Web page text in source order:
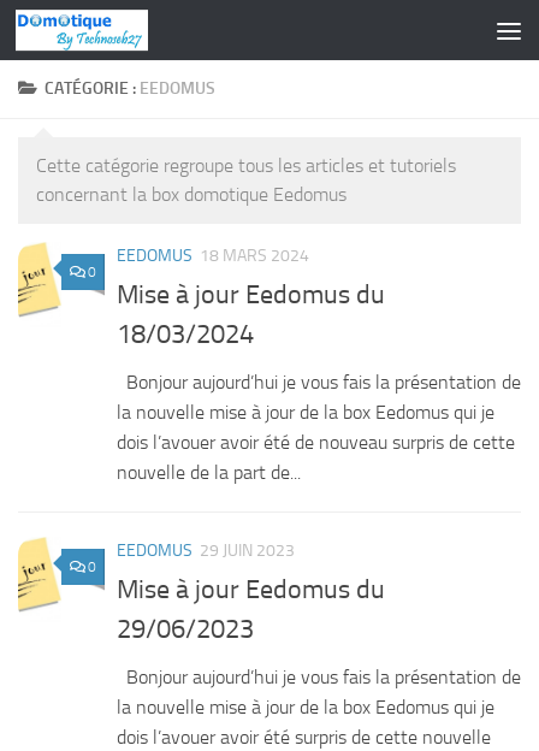
Skip to content
CATÉGORIE : EEDOMUS
Cette catégorie regroupe tous les articles et tutoriels
concernant la box domotique Eedomus
0
EEDOMUS 18 MARS 2024
Mise à jour Eedomus du
18/03/2024
Bonjour aujourd’hui je vous fais la présentation de
la nouvelle mise à jour de la box Eedomus qui je
dois l’avouer avoir été de nouveau surpris de cette
nouvelle de la part de...
0
EEDOMUS 29 JUIN 2023
Mise à jour Eedomus du
29/06/2023
Bonjour aujourd’hui je vous fais la présentation de
la nouvelle mise à jour de la box Eedomus qui je
dois l’avouer avoir été surpris de cette nouvelle